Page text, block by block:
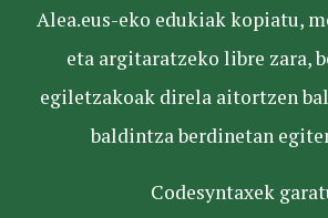
Alea.eus-eko edukiak kopiatu,
eta argitaratzeko libre zara,
egiletzakoak direla aitortzen
baldintza berdinetan
Codesyntaxek